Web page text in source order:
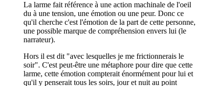
La larme fait référence à une action machinale de l'oeil
du à une tension, une émotion ou une peur. Donc ce
qu'il cherche c'est l'émotion de la part de cette personne,
une possible marque de compréhension envers lui (le
narrateur).
Hors il est dit "avec lesquelles je me frictionnerais le
soir". C'est peut-être une métaphore pour dire que cette
larme, cette émotion compterait énormément pour lui et
qu'il y penserait tous les soirs, jour et nuit au point